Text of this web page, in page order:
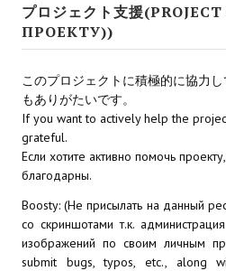
Red Faction remaster Fan Edition
Aliens versus Predator 1
Age of Pirates: Caribbean Tales
Корсары 3 Сундук мертвеца
Sea Dogs - City of Abandoned
Sea Dogs Remaster Fan Edition
НОВОСТИ ПОРТАЛА
プロジェクト支援
ПРОЕКТУ))
このプロジェクトに積極的に協力
もありがたいです。
If you want to actively help the
grateful.
Если хотите активно помочь
благодарны.
Boosty: (Не присылать на данный
со скриншотами т.к.
изображений по своим личным
submit bugs, typos, etc., along